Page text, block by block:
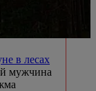
в лесах
мужчина